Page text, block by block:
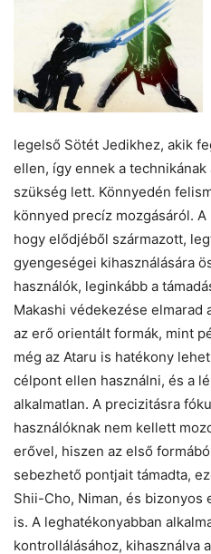
legelső Sötét Jedikhez, akik
ellen, így ennek a
szükség lett. Könnyedén
könnyed precíz mozgásáról.
hogy elődjéből származott,
gyengeségei kihasználására
használók, leginkább a
Makashi védekezése
az erő orientált formák, mint
még az Ataru is hatékony
célpont ellen használni, és a
alkalmatlan. A precizitásra
használóknak nem kellett
erővel, hiszen az első
sebezhető pontjait támadta,
Shii-Cho, Niman, és bizonyos
is. A leghatékonyabban
kontrollálásához, kihasználva